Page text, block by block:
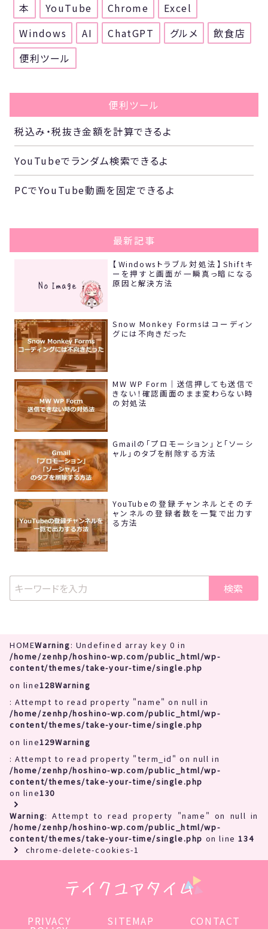
本
YouTube Chrome
Excel
Windows
AI ChatGPT グルメ
飲食店
便利ツール
便利ツール
税込み・税抜き金額を計算できるよ
YouTubeでランダム検索できるよ
PCでYouTube動画を固定できるよ
最新記事
【Windowsトラブル対処法】Shiftキ
ーを押すと画面が一瞬真っ暗になる
原因と解決方法
Snow Monkey Formsはコーディン
グには不向きだった
MW WP Form｜送信押しても送信で
きない！確認画面のまま変わらない時
の対処法
Gmailの「プロモーション」と「ソーシ
ャル」のタブを削除する方法
YouTubeの登録チャンネルとそのチ
ャンネルの登録者数を一覧で出力す
る方法
検索
HOMEWarning: Undefined array key 0 in
/home/zenhp/hoshino-wp.com/public_html/wp-
content/themes/take-your-time/single.php
on line128Warning
: Attempt to read property "name" on null in
/home/zenhp/hoshino-wp.com/public_html/wp-
content/themes/take-your-time/single.php
on line129Warning
: Attempt to read property "term_id" on null in
/home/zenhp/hoshino-wp.com/public_html/wp-
content/themes/take-your-time/single.php
on line130
Warning: Attempt to read property "name" on null in
/home/zenhp/hoshino-wp.com/public_html/wp-
content/themes/take-your-time/single.php on line134
chrome-delete-cookies-1
PRIVACY SITEMAP CONTACT